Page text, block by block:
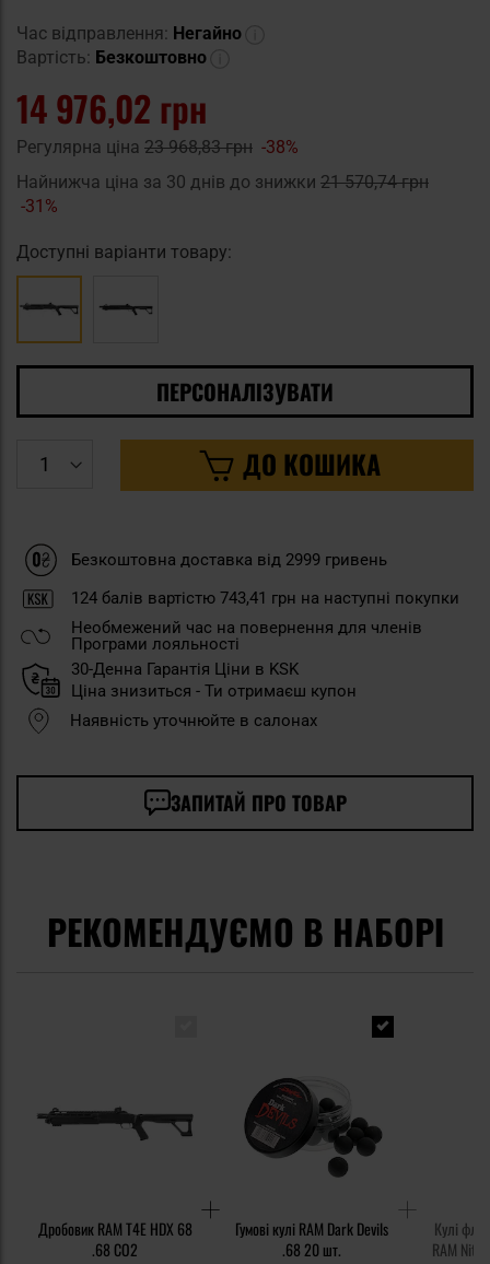
Час відправлення: Негайно
Вартість: Безкоштовно
14 976,02 грн
Регулярна ціна 23 968,83 грн -38%
Найнижча ціна за 30 днів до знижки 21 570,74 грн
-31%
Доступні варіанти товару:
ПЕРСОНАЛІЗУВАТИ
ДО КОШИКА
Безкоштовна доставка від 2999 гривень
124 балів вартістю 743,41 грн на наступні покупки
Необмежений час на повернення для членів
Програми лояльності
30-Денна Гарантія Ціни в KSK
Ціна знизиться - Ти отримаєш купон
Наявність уточнюйте в салонах
ЗАПИТАЙ ПРО ТОВАР
РЕКОМЕНДУЄМО В НАБОРІ
Дробовик RAM T4E HDX 68
.68 CO2
Гумові кулі RAM Dark Devils
.68 20 шт.
Кулі
RAM Nite